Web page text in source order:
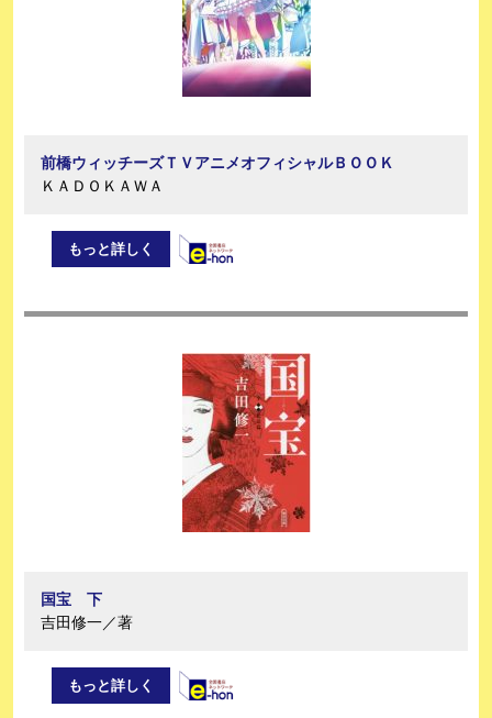
前橋ウィッチーズＴＶアニメオフィシャルＢＯＯＫ
ＫＡＤＯＫＡＷＡ
もっと詳しく
国宝 下
吉田修一／著
もっと詳しく